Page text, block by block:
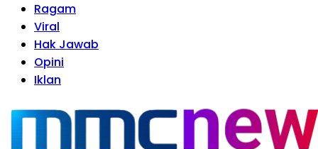
Ragam
Viral
Hak Jawab
Opini
Iklan